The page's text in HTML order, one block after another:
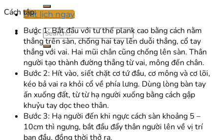
Đặt lịch ngay
Cách tập:
Bước 1: Bắt đầu với tư thế plank cao bằng cách nằm
thẳng trên sàn, chống hai tay lên duỗi thẳng, cổ tay
thẳng với vai. Hai mũi chân cũng chống lên sàn. Thân
người tạo thành đường thẳng từ vai, mông đến chân.
Bước 2: Hít vào, siết chặt cơ tứ đầu, cơ mông và cơ lõi,
kéo bả vai ra khỏi cổ về phía lưng. Dùng lòng bàn tay
ấn xuống đất, từ từ hạ người xuống bằng cách gập
khuỷu tay dọc theo thân.
Bước 3: Hạ người đến khi ngực cách sàn khoảng 5 –
10cm thì ngưng, bắt đầu đẩy thân người lên về vị trí
ban đầu, đồng thời thở ra.